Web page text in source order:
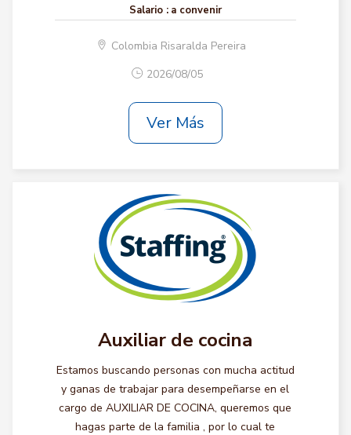
Salario : a convenir
Colombia Risaralda Pereira
2026/08/05
Ver Más
Auxiliar de cocina
Estamos buscando personas con mucha actitud
y ganas de trabajar para desempeñarse en el
cargo de AUXILIAR DE COCINA, queremos que
hagas parte de la familia , por lo cual te